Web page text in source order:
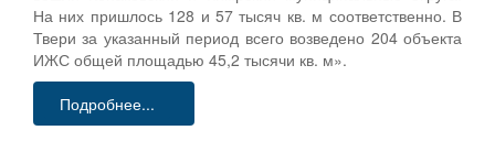
На них пришлось 128 и 57 тысяч кв. м соответственно. В
Твери за указанный период всего возведено 204 объекта
ИЖС общей площадью 45,2 тысячи кв. м».
Подробнее...